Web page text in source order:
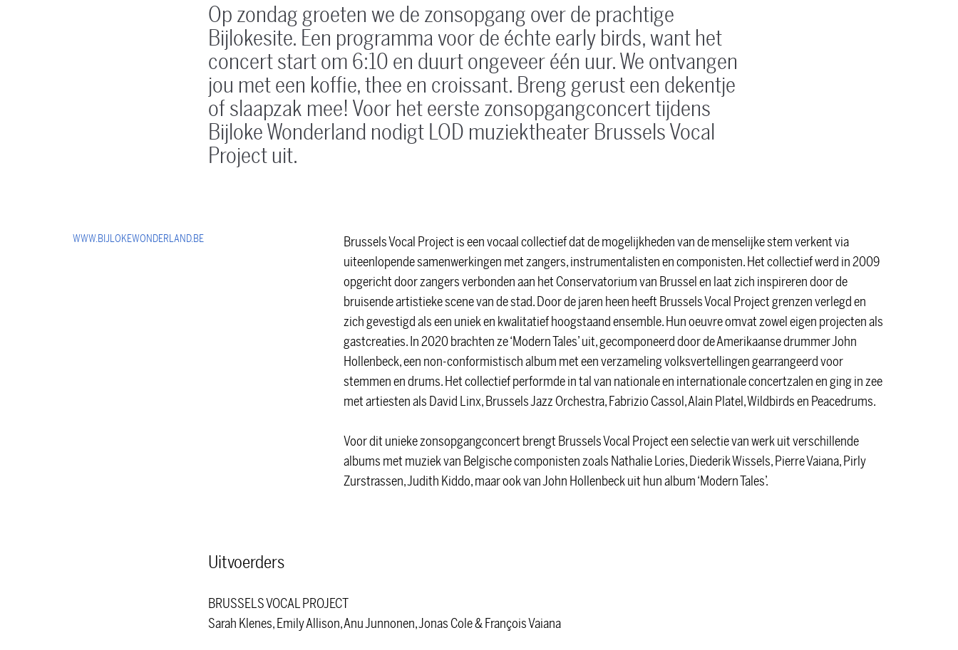
Op zondag groeten we de zonsopgang over de prachtige
Bijlokesite. Een programma voor de échte early birds, want het
concert start om 6:10 en duurt ongeveer één uur. We ontvangen
jou met een koffie, thee en croissant. Breng gerust een dekentje
of slaapzak mee! Voor het eerste zonsopgangconcert tijdens
Bijloke Wonderland nodigt LOD muziektheater Brussels Vocal
Project uit.
Brussels Vocal Project is een vocaal collectief dat de mogelijkheden van de menselijke stem verkent via
uiteenlopende samenwerkingen met zangers, instrumentalisten en componisten. Het collectief werd in 2009
opgericht door zangers verbonden aan het Conservatorium van Brussel en laat zich inspireren door de
bruisende artistieke scene van de stad. Door de jaren heen heeft Brussels Vocal Project grenzen verlegd en
zich gevestigd als een uniek en kwalitatief hoogstaand ensemble. Hun oeuvre omvat zowel eigen projecten als
gastcreaties. In 2020 brachten ze ‘Modern Tales’ uit, gecomponeerd door de Amerikaanse drummer John
Hollenbeck, een non-conformistisch album met een verzameling volksvertellingen gearrangeerd voor
stemmen en drums. Het collectief performde in tal van nationale en internationale concertzalen en ging in zee
met artiesten als David Linx, Brussels Jazz Orchestra, Fabrizio Cassol, Alain Platel, Wildbirds en Peacedrums.
Voor dit unieke zonsopgangconcert brengt Brussels Vocal Project een selectie van werk uit verschillende
albums met muziek van Belgische componisten zoals Nathalie Lories, Diederik Wissels, Pierre Vaiana, Pirly
Zurstrassen, Judith Kiddo, maar ook van John Hollenbeck uit hun album ‘Modern Tales’.
WWW.BIJLOKEWONDERLAND.BE
Uitvoerders
BRUSSELS VOCAL PROJECT
Sarah Klenes, Emily Allison, Anu Junnonen, Jonas Cole & François Vaiana